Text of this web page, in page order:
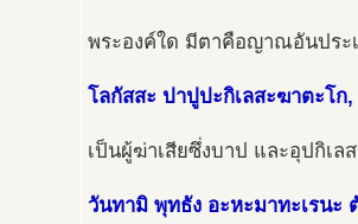
พระองค์ใด มีตาคือญาณอันประ
โลกัสสะ ปาปูปะกิเลสะฆาตะโก,
เป็นผู้ฆ่าเสียซึ่งบาป และอุปกิเล
วันทามิ พุทธัง อะหะมาทะเรนะ